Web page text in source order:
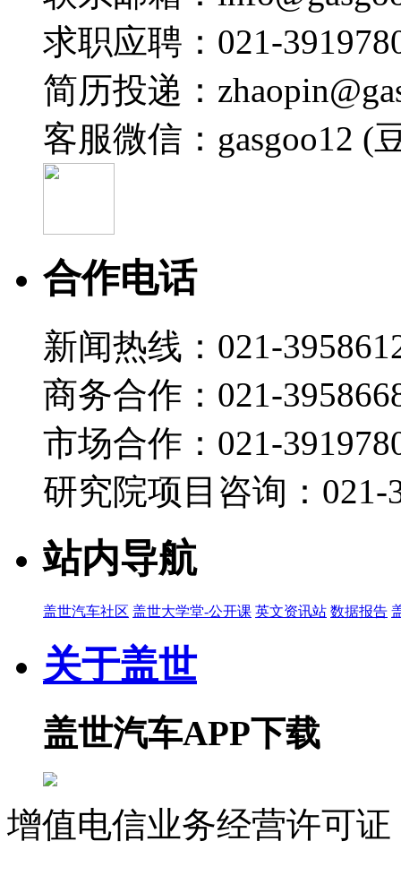
求职应聘：021-
简历投递：
客服微信：gasgoo12 (
合作电话
新闻热线：021-
商务合作：021-
市场合作：021-
研究院项目咨询：021-
站内导航
盖世汽车社区 盖世大学堂-公开课 英文资讯站 数据报告
关于盖世
盖世汽车APP下载
增值电信业务经营许可